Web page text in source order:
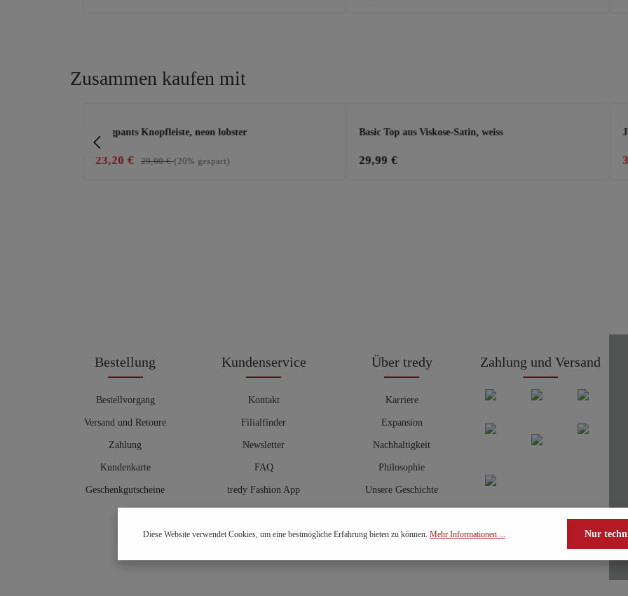
Zusammen kaufen mit
Joggpants Knopfleiste, neon lobster
23,20 € 29,00 €(20% gespart)
Basic Top aus Viskose-Satin, weiss
29,99 €
Bestellung
Bestellvorgang
Versand und Retoure
Zahlung
Kundenkarte
Geschenkgutscheine
Kundenservice
Kontakt
Filialfinder
Newsletter
FAQ
tredy Fashion App
Hosenberater
Über tredy
Karriere
Expansion
Nachhaltigkeit
Philosophie
Unsere Geschichte
Zahlung und Versand
Diese Website verwendet Cookies, um eine bestmögliche Erfahrung bieten zu können. Mehr Informationen ... Nur